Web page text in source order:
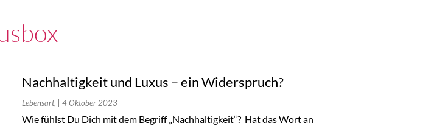
Nachhaltigkeit und Luxus – ein Widerspruch?
Lebensart, | 4 Oktober 2023
Wie fühlst Du Dich mit dem Begriff „Nachhaltigkeit“? Hat das Wort an